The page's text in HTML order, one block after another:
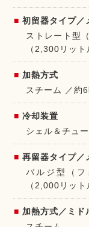
初留器タイプ／
ストレート型
（2,300リット
加熱方式
スチーム ／約6
冷却装置
シェル＆チュ
再留器タイプ／
バルジ型（
（2,000リット
加熱方式／ミド